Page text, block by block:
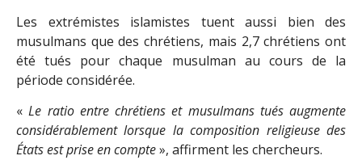
Les extrémistes islamistes tuent aussi bien des
musulmans que des chrétiens, mais 2,7 chrétiens ont
été tués pour chaque musulman au cours de la
période considérée.
«Le ratio entre chrétiens et musulmans tués augmente
considérablement lorsque la composition religieuse des
États est prise en compte», affirment les chercheurs.